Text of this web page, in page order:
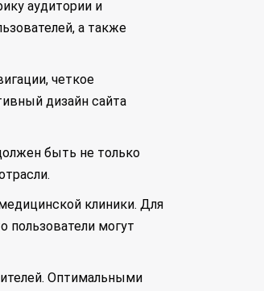
аудитории и
а также
четкое
дизайн сайта
быть не только
клиники. Для
пользователи могут
Оптимальными